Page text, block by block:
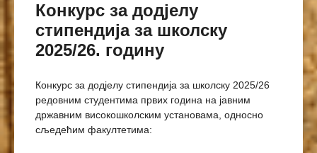
Конкурс за додјелу
стипендија за школску
2025/26. годину
Конкурс за додјелу стипендија за школску 2025/26
редовним студентима првих година на јавним
државним високошколским установама, односно
сљедећим факултетима: